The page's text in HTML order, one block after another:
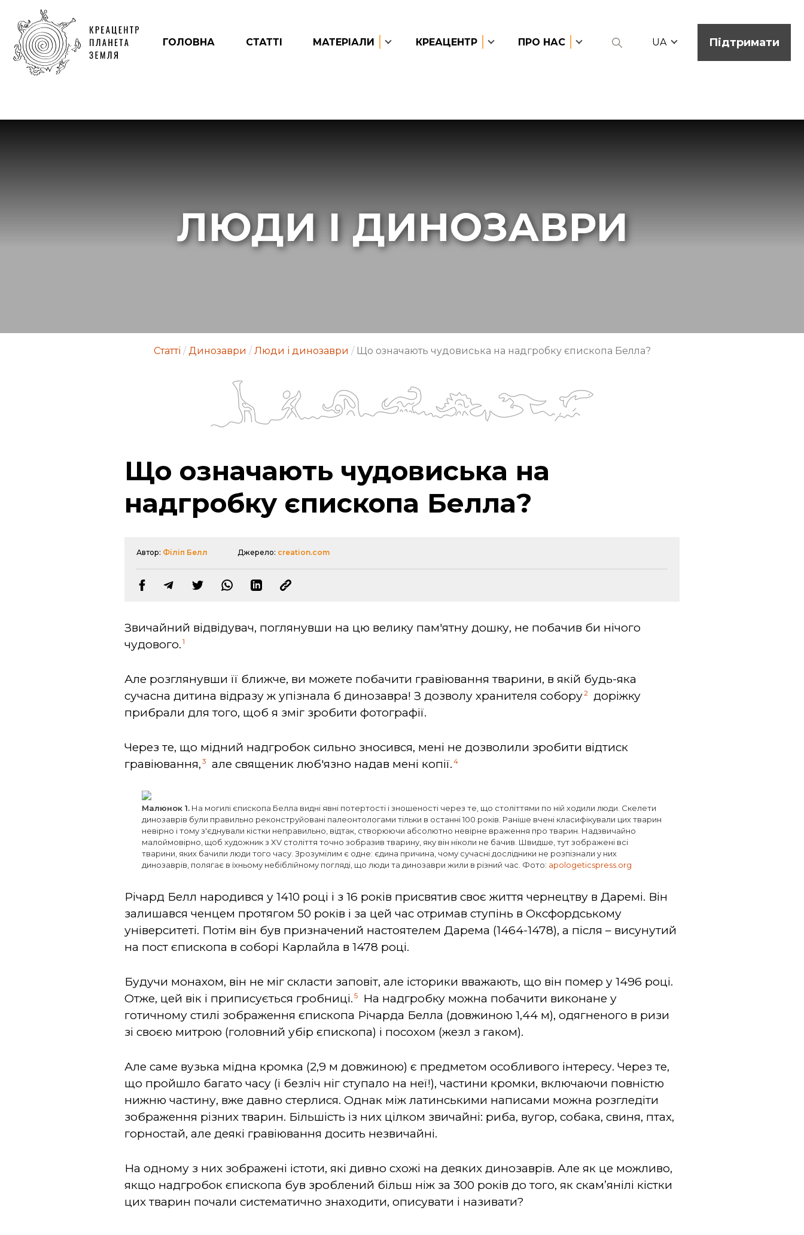
ГОЛОВНА СТАТТІ МАТЕРІАЛИ КРЕАЦЕНТР ПРО НАС UA Підтримати
ЛЮДИ І ДИНОЗАВРИ
Статті / Динозаври / Люди і динозаври / Що означають чудовиська на надгробку єпископа Белла?
Що означають чудовиська на
надгробку єпископа Белла?
Автор: Філіп Белл Джерело: creation.com
Звичайний відвідувач, поглянувши на цю велику пам'ятну дошку, не побачив би нічого
чудового. 1
Але розглянувши її ближче, ви можете побачити гравіювання тварини, в якій будь-яка
сучасна дитина відразу ж упізнала б динозавра! З дозволу хранителя собору2
доріжку
прибрали для того, щоб я зміг зробити фотографії.
Через те, що мідний надгробок сильно зносився, мені не дозволили зробити відтиск
гравіювання, 3 але священик люб'язно надав мені копії. 4
Малюнок 1. На могилі єпископа Белла видні явні потертості і зношеності через те, що століттями по ній ходили люди. Скелети
динозаврів були правильно реконструйовані палеонтологами тільки в останні 100 років. Раніше вчені класифікували цих тварин
невірно і тому з'єднували кістки неправильно, відтак, створюючи абсолютно невірне враження про тварин. Надзвичайно
малоймовірно, щоб художник з XV століття точно зобразив тварину, яку він ніколи не бачив. Швидше, тут зображені всі
тварини, яких бачили люди того часу. Зрозумілим є одне: єдина причина, чому сучасні дослідники не розпізнали у них
динозаврів, полягає в їхньому небіблійному погляді, що люди та динозаври жили в різний час. Фото: apologeticspress.org
Річард Белл народився у 1410 році і з 16 років присвятив своє життя чернецтву в Даремі. Він
залишався ченцем протягом 50 років і за цей час отримав ступінь в Оксфордському
університеті. Потім він був призначений настоятелем Дарема (1464-1478), а після – висунутий
на пост єпископа в соборі Карлайла в 1478 році.
Будучи монахом, він не міг скласти заповіт, але історики вважають, що він помер у 1496 році.
Отже, цей вік і приписується гробниці. 5
На надгробку можна побачити виконане у
готичному стилі зображення єпископа Річарда Белла (довжиною 1,44 м), одягненого в ризи
зі своєю митрою (головний убір єпископа) і посохом (жезл з гаком).
Але саме вузька мідна кромка (2,9 м довжиною) є предметом особливого інтересу. Через те,
що пройшло багато часу (і безліч ніг ступало на неї!), частини кромки, включаючи повністю
нижню частину, вже давно стерлися. Однак між латинськими написами можна розгледіти
зображення різних тварин. Більшість із них цілком звичайні: риба, вугор, собака, свиня, птах,
горностай, але деякі гравіювання досить незвичайні.
На одному з них зображені істоти, які дивно схожі на деяких динозаврів. Але як це можливо,
якщо надгробок єпископа був зроблений більш ніж за 300 років до того, як скам’янілі кістки
цих тварин почали систематично знаходити, описувати і називати?